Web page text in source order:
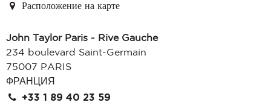
Расположение на карте
John Taylor Paris - Rive Gauche
234 boulevard Saint-Germain
75007 PARIS
ФРАНЦИЯ
+33 1 89 40 23 59